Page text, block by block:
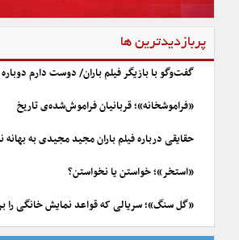
پربازدیدترین ها
گفت‌وگو با بازیگر فیلم باران/ دوست دارم
«فراموشخانه»؛ قربانیان فراموش‌شده‌ی تاریخ
حقایقی درباره فیلم باران مجید مجیدی به بهانه
«استخر»؛ خواستن یا نخواستن؟
«گل سنگ»؛ سریالی که قواعد نمایش خانگی را